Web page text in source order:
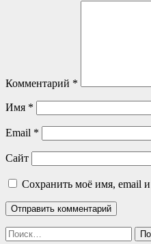
Комментарий *
Имя *
Email *
Сайт
Сохранить моё имя, email
Найти: